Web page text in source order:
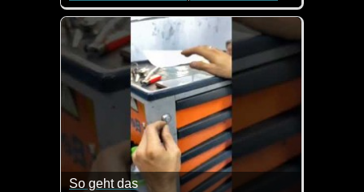
Kaum zu glauben wie tief man für einen Brunnen
So geht das